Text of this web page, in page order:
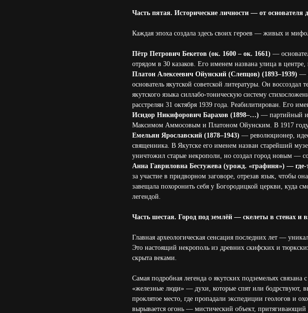
Часть пятая. Исторические личности — от основателя
Каждая эпоха создала здесь своих героев — живых и
Пётр Петрович Бекетов (ок. 1600 – ок. 1661) —
отрядом в 30 казаков. Его именем названа улица в
Платон Алексеевич Ойунский (Слепцов) (1893–1939) —
основатель якутской советской литературы. Он
якутского языка силлабо-тоническую систему
расстрелян 31 октября 1939 года. Реабилитирован. Его
Исидор Никифорович Барахов (1898–…) — партийный и
Максимом Аммосовым и Платоном Ойунским. В 1917 году
Емельян Ярославский (1878–1943) — революционер,
священника. В Якутске его именем назван старейший
уничтожил старые некрополи, но создал город новым —
Анна Гавриловна Бестужева (урожд. «графиня») —
за участие в придворном заговоре, отрезав язык, чтобы
завещала похоронить себя у Богородицкой церкви, куда
легендой.
Часть шестая. Город под землёй — скелеты в стенах и
Главная археологическая сенсация последних лет —
Это настоящий некрополь из древних скифских и
скрыта веками.
Самая подробная легенда о якутских подземельях
«железные люди» — духи, которые спят или бодрствуют,
проклятое место, где пропадали экспедиции геологов и
вырывается огонь — мистический объект, притягивающий